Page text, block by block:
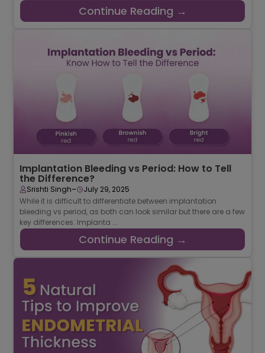
Continue Reading →
Implantation Bleeding vs Period: How to Tell
the Difference?
Srishti Singh-
July 29, 2025
While it is difficult to differentiate between implantation
bleeding vs period, as both can look similar but there are a few
key differences. Implanta ...
Continue Reading →